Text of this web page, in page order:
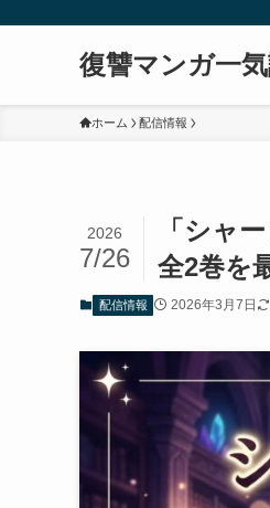
復讐マンガ一
ホーム 配信情報
「シャ
全2巻を
2026
7/26
配信情報 2026年3月7日